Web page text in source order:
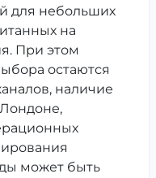
для небольших
на
При этом
остаются
наличие
может быть